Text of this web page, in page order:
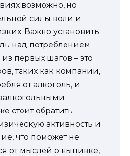
возможно, но
силы воли и
Важно установить
над потреблением
первых шагов – это
таких как компании,
алкоголь, и
стоит обратить
активность и
что поможет не
от мыслей о выпивке,